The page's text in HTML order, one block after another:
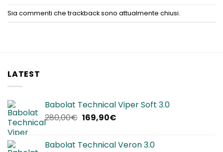
Sia commenti che trackback sono attualmente chiusi.
LATEST
Babolat Technical Viper Soft 3.0
280,00€ Il
era:
169,90€Il
è:
Babolat Technical Veron 3.0